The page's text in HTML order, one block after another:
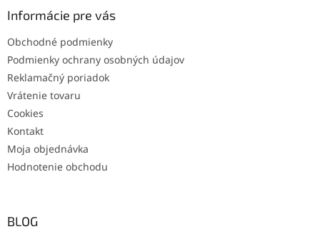
Informácie pre vás
Obchodné podmienky
Podmienky ochrany osobných údajov
Reklamačný poriadok
Vrátenie tovaru
Cookies
Kontakt
Moja objednávka
Hodnotenie obchodu
BLOG